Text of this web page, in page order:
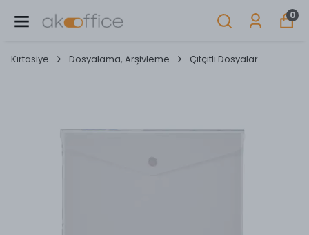
0
Kırtasiye Dosyalama, Arşivleme Çıtçıtlı Dosyalar